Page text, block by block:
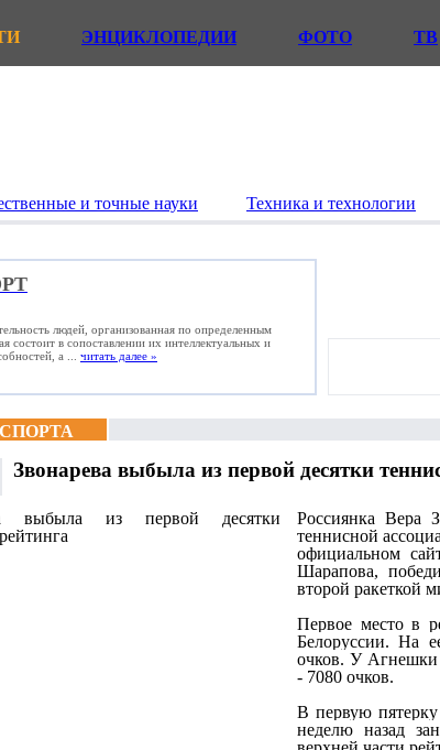
ЭНЦИКЛОПЕДИИ ФОТО ТВ
и точные науки Техника и технологии
людей, организованная по определенным
состоит в сопоставлении их интеллектуальных и
а ... читать далее »
Звонарева выбыла из первой десятки
Россиянка Вера
теннисной
официальном
Шарапова,
второй ракеткой
Первое место в
Белоруссии. На
очков. У Агнешки
- 7080 очков.
В первую пятерку
неделю назад